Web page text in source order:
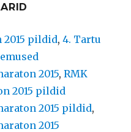
pildid,4. Tartu
2015,RMK
2015 pildid
2015 pildid,
2015